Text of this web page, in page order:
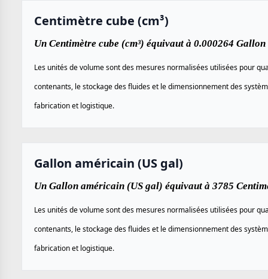
Centimètre cube (cm³)
Un Centimètre cube (cm³) équivaut à 0.000264
Les unités de volume sont des mesures normalisées utilisées pour
contenants, le stockage des fluides et le dimensionnement des
fabrication et logistique.
Gallon américain (US gal)
Un Gallon américain (US gal) équivaut à 3785
Les unités de volume sont des mesures normalisées utilisées pour
contenants, le stockage des fluides et le dimensionnement des
fabrication et logistique.